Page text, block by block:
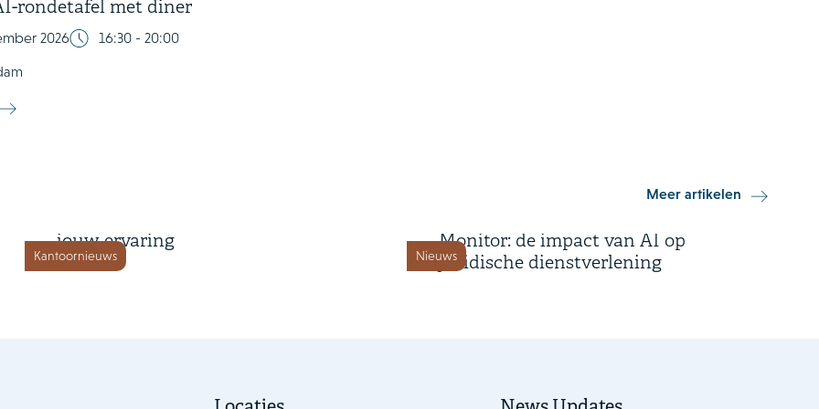
rondetafel met diner
2026
16:30 - 20:00
Meer artikelen
Kantoornieuws
jouw ervaring
Nieuws
Monitor: de impact van AI op
juridische dienstverlening